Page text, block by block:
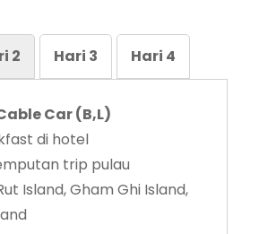
2 Hari 3 Hari 4
Car (B,L)
di hotel
trip pulau
Island, Gham Ghi Island,